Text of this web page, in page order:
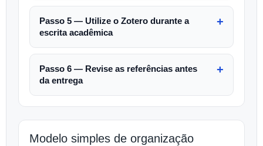
Passo 5 — Utilize o Zotero durante a
escrita acadêmica
Passo 6 — Revise as referências antes
da entrega
Modelo simples de organização